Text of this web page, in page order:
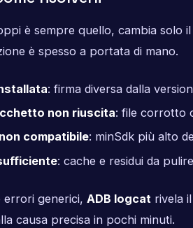
è sempre quello, cambia solo
è spesso a portata di mano.
: firma diversa dalla
non riuscita: file corrotto
compatibile: minSdk più alto
: cache e residui da
errori generici, ADB logcatrivela il
causa precisa in pochi minuti.